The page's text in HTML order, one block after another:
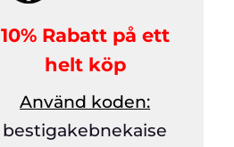
10% Rabatt på ett
helt köp
Använd koden:
bestigakebnekaise